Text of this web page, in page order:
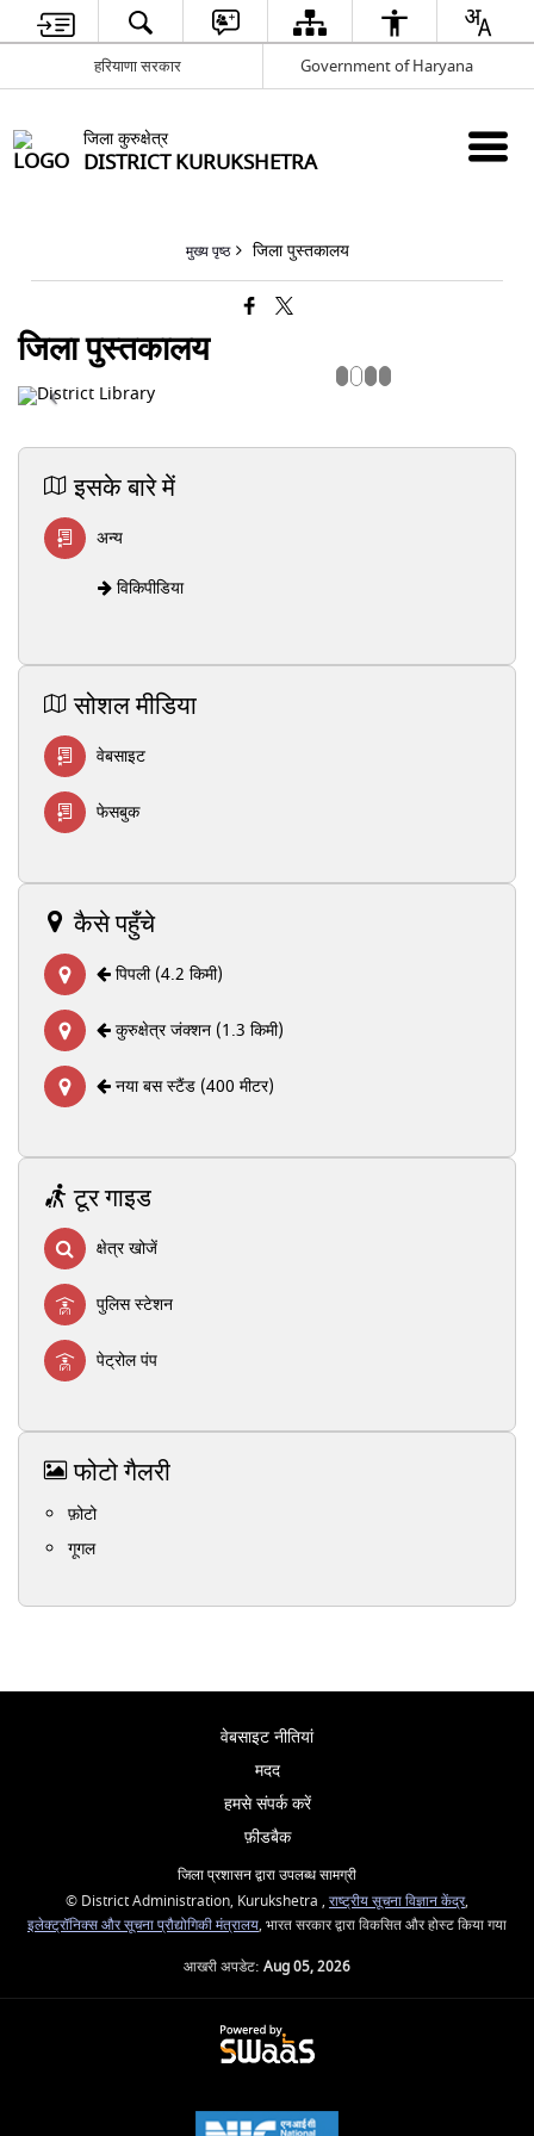
हरियाणा सरकार Government of Haryana
जिला कुरुक्षेत्र
DISTRICT KURUKSHETRA
मुख्य पृष्ठ जिला पुस्तकालय
जिला पुस्तकालय
इसके बारे में
अन्य
विकिपीडिया
सोशल मीडिया
वेबसाइट
फेसबुक
कैसे पहुँचे
पिपली (4.2 किमी)
कुरुक्षेत्र जंक्शन (1.3 किमी)
नया बस स्टैंड (400 मीटर)
टूर गाइड
क्षेत्र खोजें
पुलिस स्टेशन
पेट्रोल पंप
फोटो गैलरी
फ़ोटो
गूगल
वेबसाइट नीतियां
मदद
हमसे संपर्क करें
फ़ीडबैक
जिला प्रशासन द्वारा उपलब्ध सामग्री
© District Administration, Kurukshetra , राष्ट्रीय सूचना विज्ञान केंद्र,
इलेक्ट्रॉनिक्स और सूचना प्रौद्योगिकी मंत्रालय, भारत सरकार द्वारा विकसित और होस्ट किया गया
आखरी अपडेट: Aug 05, 2026